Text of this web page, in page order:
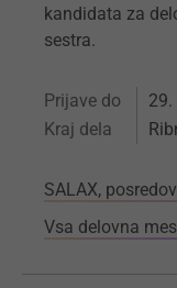
kandidata za
sestra.
Prijave do 29.
Kraj dela
SALAX,
Vsa delovna